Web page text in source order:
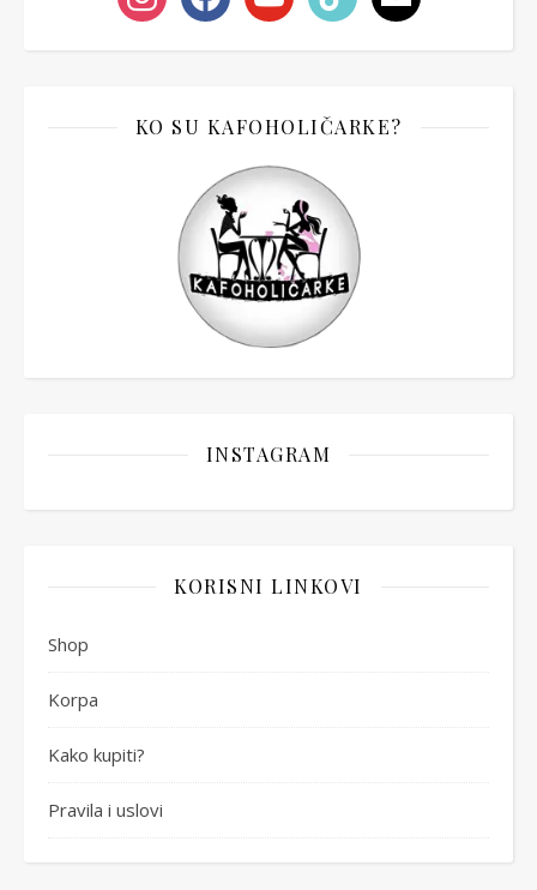
KO SU KAFOHOLIČARKE?
INSTAGRAM
KORISNI LINKOVI
Shop
Korpa
Kako kupiti?
Pravila i uslovi